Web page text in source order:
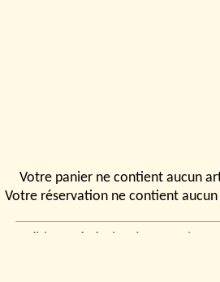
Votre panier ne contient aucun
Votre réservation ne contient